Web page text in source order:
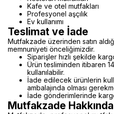
Kafe ve otel mutfakları
Profesyonel aşçılık
Ev kullanımı
Teslimat ve İade
Mutfakzade üzerinden satın
memnuniyeti önceliğimizdir.
Siparişler hızlı şekilde
Ürün tesliminden itibaren
kullanılabilir.
İade edilecek ürünlerin
ambalajında olması
İade gönderimlerinde
Mutfakzade Hakkında